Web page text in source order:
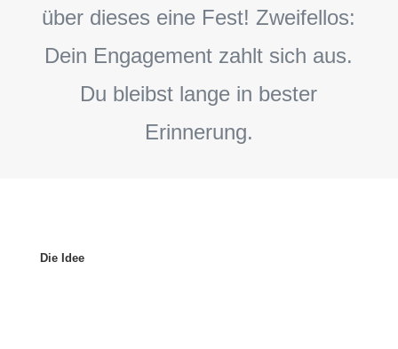
über dieses eine Fest! Zweifellos:
Dein Engagement zahlt sich aus.
Du bleibst lange in bester
Erinnerung.
Die Idee